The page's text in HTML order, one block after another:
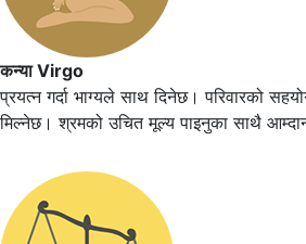
कन्या Virgo
प्रयत्न गर्दा भाग्यले साथ दिनेछ। परिवारको
मिल्नेछ। श्रमको उचित मूल्य पाइनुका साथै